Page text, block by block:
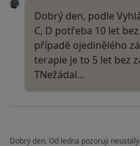
Dobrý den, podle
C, D potřeba 10 let
případě ojedinělého
terapie je to 5 let bez
TNežádal…
Dobrý den. Od ledna pozoruji